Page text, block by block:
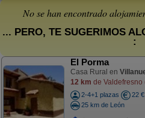
No se han encontrado
... PERO, TE SUGERIMOS
:
El Porma
Casa Rural en
12 km de Valdefresno
2-4+1 plazas
22 €
25 km de León